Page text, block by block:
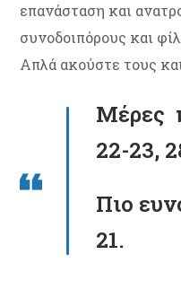
επανάσταση και
συνοδοιπόρους και
Απλά ακούστε τους
Μέρες
22-23,
Πιο
21.